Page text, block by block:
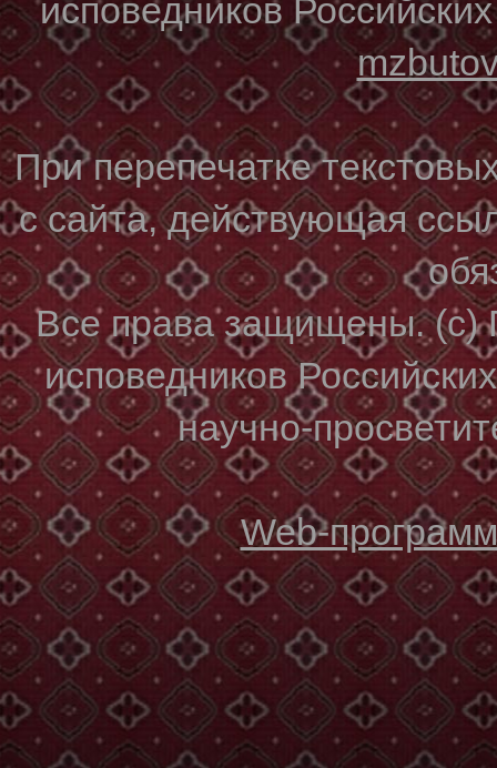
исповедников
При перепечатке
с сайта, действующая
Все права защищены. (с)
исповедников
научно-
Web-